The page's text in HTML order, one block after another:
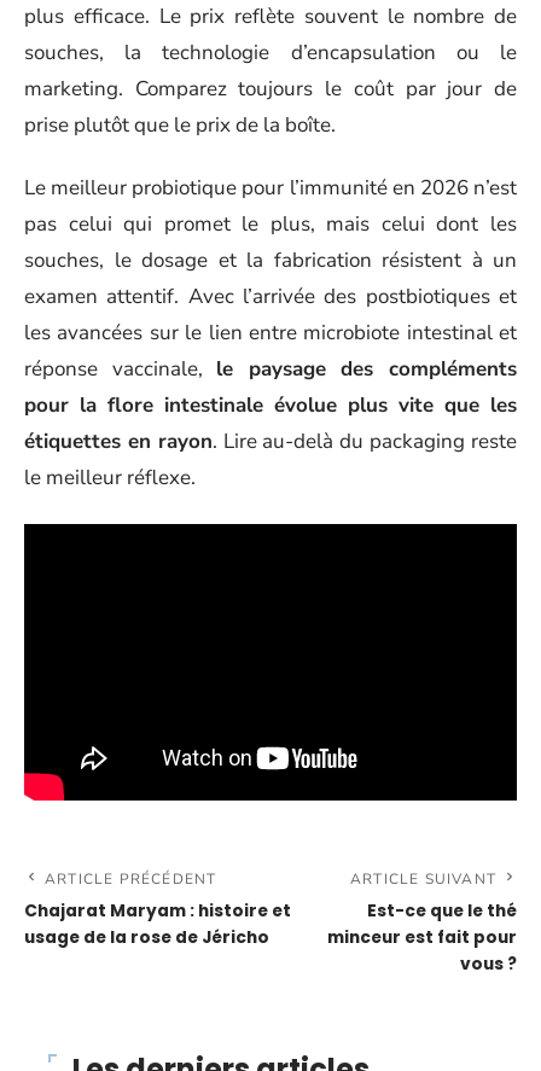
plus efficace. Le prix reflète souvent le nombre de
souches, la technologie d’encapsulation ou le
marketing. Comparez toujours le coût par jour de
prise plutôt que le prix de la boîte.
Le meilleur probiotique pour l’immunité en 2026 n’est
pas celui qui promet le plus, mais celui dont les
souches, le dosage et la fabrication résistent à un
examen attentif. Avec l’arrivée des postbiotiques et
les avancées sur le lien entre microbiote intestinal et
réponse vaccinale, le paysage des compléments
pour la flore intestinale évolue plus vite que les
étiquettes en rayon. Lire au-delà du packaging reste
le meilleur réflexe.
ARTICLE PRÉCÉDENT
Chajarat Maryam : histoire et
usage de la rose de Jéricho
ARTICLE SUIVANT
Est-ce que le thé
minceur est fait pour
vous ?